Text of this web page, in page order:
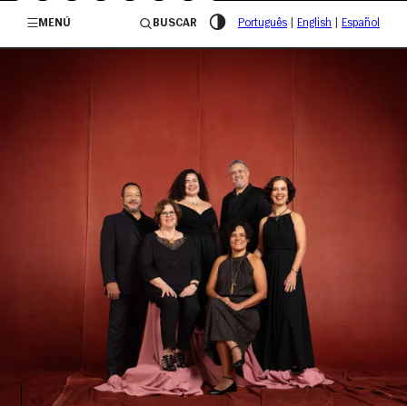
/governosp
MENÚ
BUSCAR Português English Español